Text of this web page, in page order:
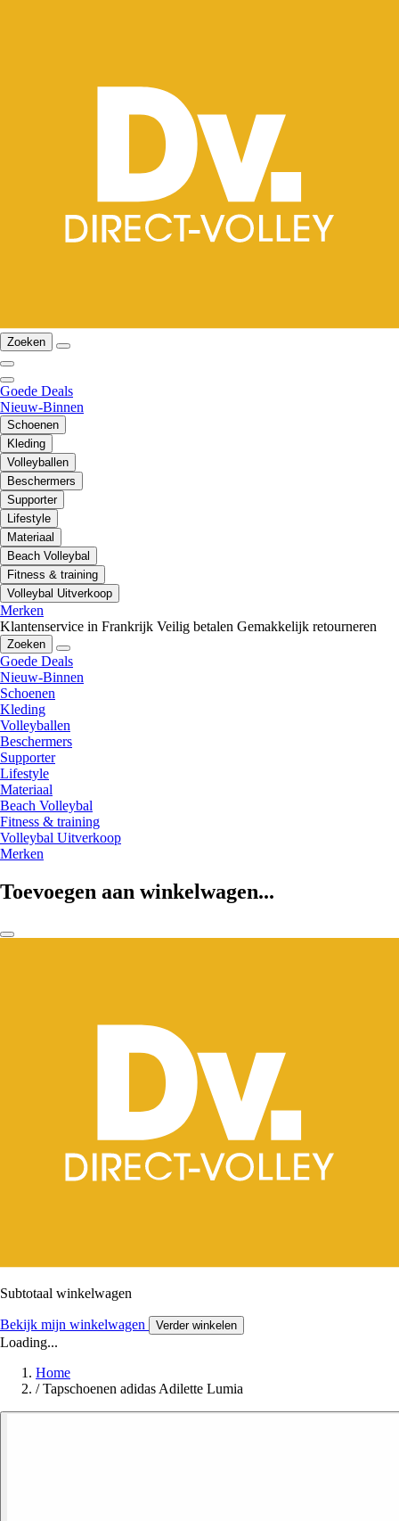
Zoeken
Goede Deals
Nieuw-Binnen
Schoenen
Kleding
Volleyballen
Beschermers
Supporter
Lifestyle
Materiaal
Beach Volleybal
Fitness & training
Volleybal Uitverkoop
Merken
Klantenservice in Frankrijk Veilig betalen Gemakkelijk retourneren
Zoeken
Goede Deals
Nieuw-Binnen
Schoenen
Kleding
Volleyballen
Beschermers
Supporter
Lifestyle
Materiaal
Beach Volleybal
Fitness & training
Volleybal Uitverkoop
Merken
Toevoegen aan winkelwagen...
Subtotaal winkelwagen
Bekijk mijn winkelwagen Verder winkelen
Loading...
Home
/ Tapschoenen adidas Adilette Lumia